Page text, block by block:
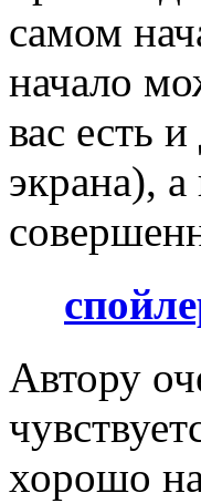
самом
начало
вас есть
экрана),
Автору
хорошо